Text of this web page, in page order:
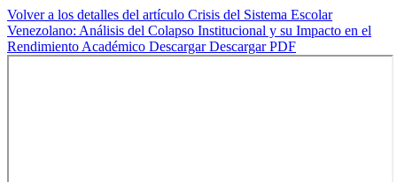
Volver a los detalles del artículo Crisis del Sistema Escolar
Venezolano: Análisis del Colapso Institucional y su Impacto en el
Rendimiento Académico DescargarDescargar PDF